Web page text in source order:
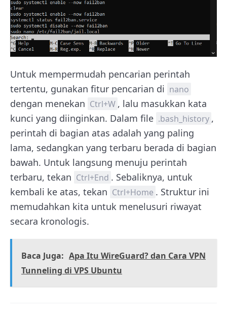
Untuk mempermudah pencarian perintah
tertentu, gunakan fitur pencarian di nano
dengan menekan Ctrl+W , lalu masukkan kata
kunci yang diinginkan. Dalam file .bash_history ,
perintah di bagian atas adalah yang paling
lama, sedangkan yang terbaru berada di bagian
bawah. Untuk langsung menuju perintah
terbaru, tekan Ctrl+End . Sebaliknya, untuk
kembali ke atas, tekan Ctrl+Home . Struktur ini
memudahkan kita untuk menelusuri riwayat
secara kronologis.
Baca Juga: Apa Itu WireGuard? dan Cara VPN
Tunneling di VPS Ubuntu